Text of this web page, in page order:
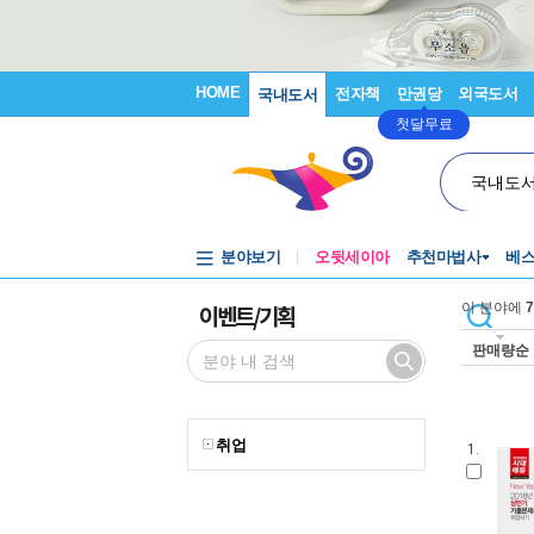
HOME 국내도서 전자책 만권당
첫달무료
외국도서
국내도
분야보기 오뒷세이아 추천마법사 베
이벤트/기획
취업
이 분야에 7
판매량순
1.